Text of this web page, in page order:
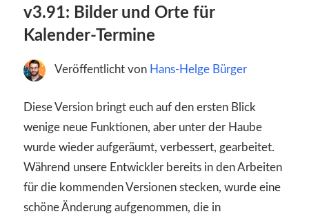
v3.91: Bilder und Orte für
Kalender-Termine
Veröffentlicht von Hans-Helge Bürger
Diese Version bringt euch auf den ersten Blick
wenige neue Funktionen, aber unter der Haube
wurde wieder aufgeräumt, verbessert, gearbeitet.
Während unsere Entwickler bereits in den Arbeiten
für die kommenden Versionen stecken, wurde eine
schöne Änderung aufgenommen, die in